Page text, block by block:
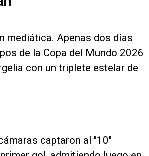
mediática. Apenas dos días
de la Copa del Mundo 2026
con un triplete estelar de
captaron al "10"